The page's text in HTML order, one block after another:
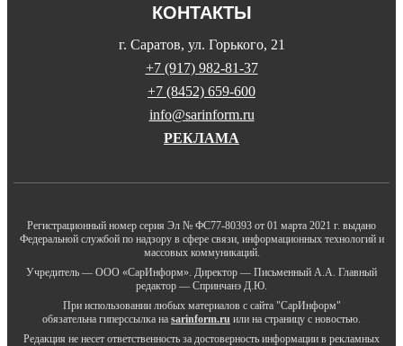
КОНТАКТЫ
г. Саратов, ул. Горького, 21
+7 (917) 982-81-37
+7 (8452) 659-600
info@sarinform.ru
РЕКЛАМА
Регистрационный номер серия Эл № ФС77-80393 от 01 марта 2021 г. выдано
Федеральной службой по надзору в сфере связи, информационных технологий и
массовых коммуникаций.
Учредитель — ООО «СарИнформ». Директор — Письменный А.А. Главный
редактор — Спринчанэ Д.Ю.
При использовании любых материалов с сайта "СарИнформ"
обязательна гиперссылка на sarinform.ru или на страницу с новостью.
Редакция не несет ответственность за достоверность информации в рекламных